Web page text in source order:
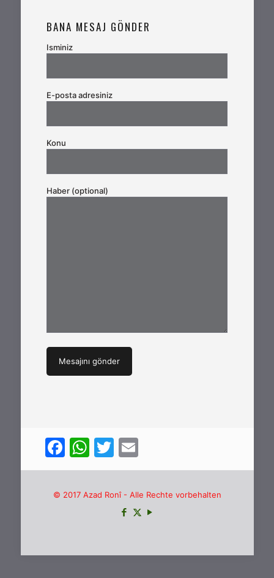
BANA MESAJ GÖNDER
Isminiz
E-posta adresiniz
Konu
Haber (optional)
Facebook
WhatsApp
Twitter
Email
© 2017 Azad Ronî - Alle Rechte vorbehalten